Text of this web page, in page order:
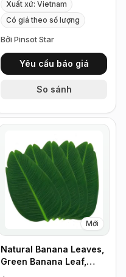
Xuất xứ: Vietnam
Có giá theo số lượng
Bởi Pinsot Star
Yêu cầu báo giá
So sánh
Mới
Natural Banana Leaves,
Green Banana Leaf,
Great for Cooking - 1kg